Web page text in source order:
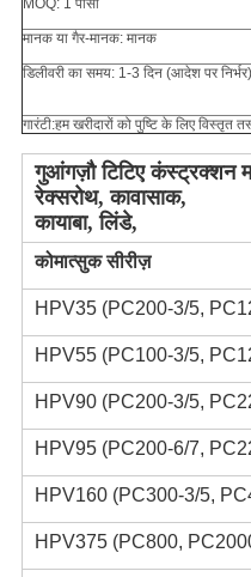
गोपनीयता
नीति
MOQ: 1 पीसी
मानक या गैर-मानक: मानक
डिलीवरी का समय: 1-3 दिन (आदेश पर निर्भर)
गारंटी:हम खरीदारों को पुष्टि के लिए विस्तृत
गुआंगज़ौ टिटिए कंस्ट्रक्शन
रेक्सरोथ, कावासाक,
कायाबा, लिंडे,
कोमात्सुक सीरीज़
HPV35 (PC200-3/5,
HPV55 (PC100-3/5,
HPV90 (PC200-3/5,
HPV95 (PC200-6/7,
HPV160 (PC300-3/5,
HPV375 (PC800,